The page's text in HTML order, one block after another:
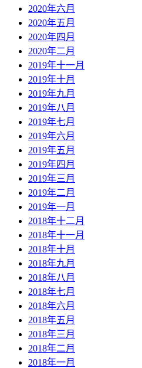
2020年六月
2020年五月
2020年四月
2020年二月
2019年十一月
2019年十月
2019年九月
2019年八月
2019年七月
2019年六月
2019年五月
2019年四月
2019年三月
2019年二月
2019年一月
2018年十二月
2018年十一月
2018年十月
2018年九月
2018年八月
2018年七月
2018年六月
2018年五月
2018年三月
2018年二月
2018年一月